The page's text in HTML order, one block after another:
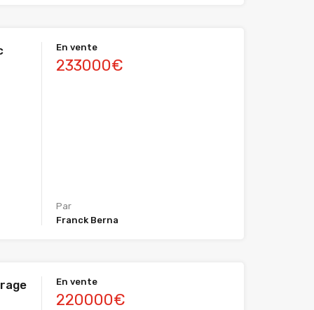
En vente
233000€
Par
Franck Berna
En vente
220000€